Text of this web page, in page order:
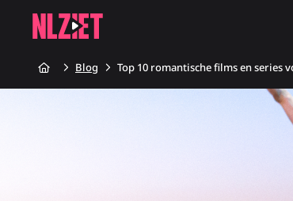
HomeBlog Top 10 romantische films en series